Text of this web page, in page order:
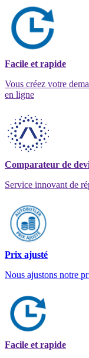
Facile et rapide
Vous créez votre
en ligne
Comparateur de
Service innovant de
Prix ajusté
Nous ajustons notre
Facile et rapide